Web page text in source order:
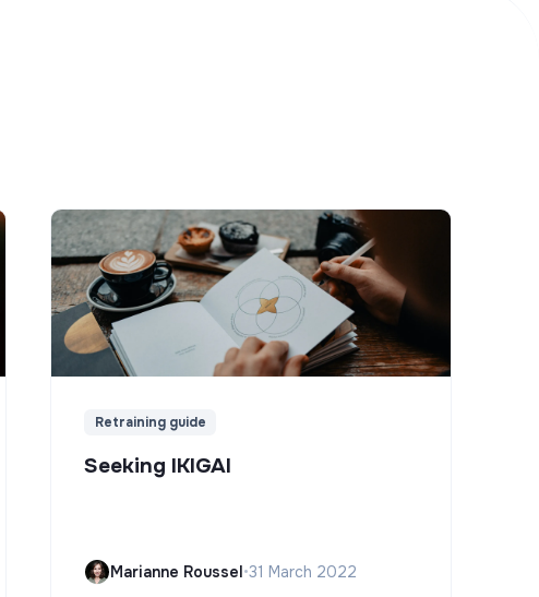
Retraining guide
Seeking IKIGAI
Marianne Roussel•31 March 2022